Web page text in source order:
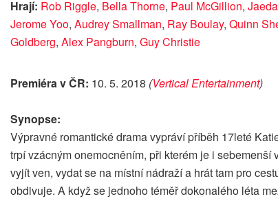
Hrají: Rob Riggle, Bella Thorne, Paul McGillion,
Jerome Yoo, Audrey Smallman, Ray Boulay, Quinn
Goldberg, Alex Pangburn, Guy Christie
Premiéra v ČR: 10. 5. 2018 (Vertical Entertainment)
Synopse:
Výpravné romantické drama vypráví příběh 17leté
trpí vzácným onemocněním, při kterém je i
vyjít ven, vydat se na místní nádraží a hrát tam pro
obdivuje. A když se jednoho téměř dokonalého léta